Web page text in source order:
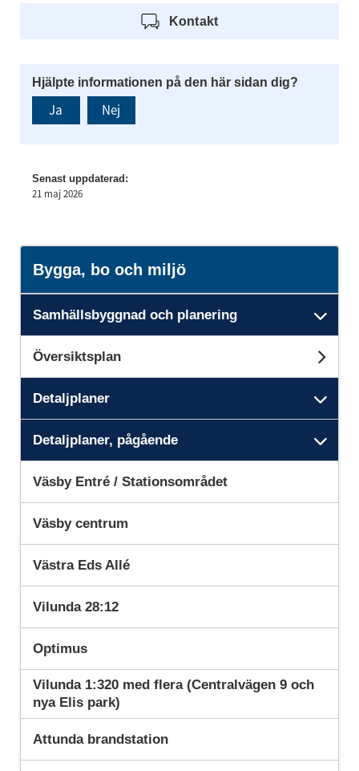
Kontakt
Hjälpte informationen på den här sidan dig?
Ja Nej
Senast uppdaterad:
21 maj 2026
Bygga, bo och miljö
Samhällsbyggnad och planering
Översiktsplan
Detaljplaner
Detaljplaner, pågående
Väsby Entré / Stationsområdet
Väsby centrum
Västra Eds Allé
Vilunda 28:12
Optimus
Vilunda 1:320 med flera (Centralvägen 9 och
nya Elis park)
Attunda brandstation